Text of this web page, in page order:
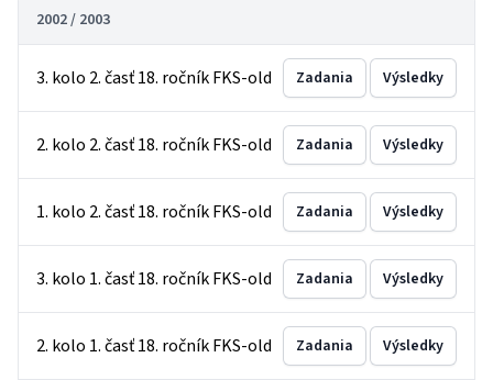
2002 / 2003
3. kolo 2. časť 18. ročník FKS-old Zadania Výsledky
2. kolo 2. časť 18. ročník FKS-old Zadania Výsledky
1. kolo 2. časť 18. ročník FKS-old Zadania Výsledky
3. kolo 1. časť 18. ročník FKS-old Zadania Výsledky
2. kolo 1. časť 18. ročník FKS-old Zadania Výsledky